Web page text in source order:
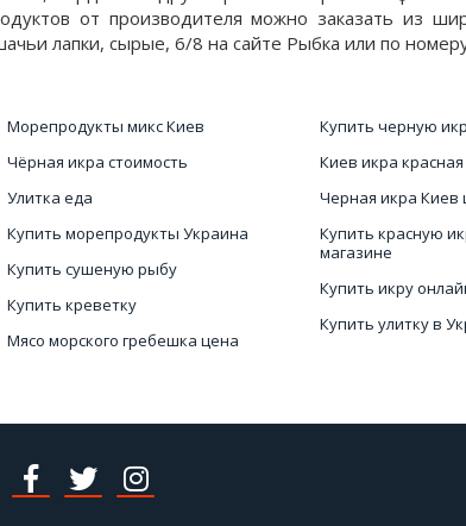
от производителя можно заказать из
лапки, сырые, 6/8 на сайте Рыбка или по
Морепродукты микс Киев
Чёрная икра стоимость
Улитка еда
Купить морепродукты Украина
Купить сушеную рыбу
Купить креветку
Мясо морского гребешка цена
Купить черную
Киев икра красная
Черная икра Киев
Купить красную
магазине
Купить икру
Купить улитку в